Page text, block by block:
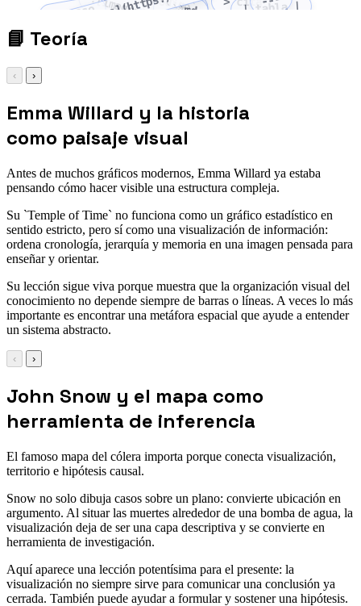
1. paso![imagen](ruta)
```md | tabla |
📘 Teoría
‹ ›
Emma Willard y la historia
como paisaje visual
Antes de muchos gráficos modernos, Emma Willard ya estaba
pensando cómo hacer visible una estructura compleja.
Su `Temple of Time` no funciona como un gráfico estadístico en
sentido estricto, pero sí como una visualización de información:
ordena cronología, jerarquía y memoria en una imagen pensada para
enseñar y orientar.
Su lección sigue viva porque muestra que la organización visual del
conocimiento no depende siempre de barras o líneas. A veces lo más
importante es encontrar una metáfora espacial que ayude a entender
un sistema abstracto.
‹ ›
John Snow y el mapa como
herramienta de inferencia
El famoso mapa del cólera importa porque conecta visualización,
territorio e hipótesis causal.
Snow no solo dibuja casos sobre un plano: convierte ubicación en
argumento. Al situar las muertes alrededor de una bomba de agua, la
visualización deja de ser una capa descriptiva y se convierte en
herramienta de investigación.
Aquí aparece una lección potentísima para el presente: la
visualización no siempre sirve para comunicar una conclusión ya
cerrada. También puede ayudar a formular y sostener una hipótesis.